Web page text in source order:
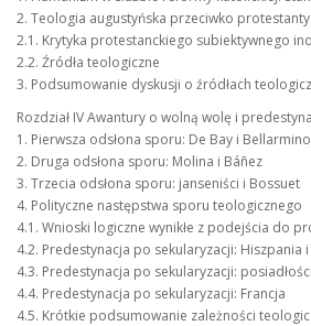
2. Teologia augustyńska przeciwko
2.1. Krytyka protestanckiego subiektywnego
2.2. Źródła teologiczne
3. Podsumowanie dyskusji o źródłach
Rozdział IV Awantury o wolną wolę i
1. Pierwsza odsłona sporu: De Bay i Bellarmino
2. Druga odsłona sporu: Molina i Báñez
3. Trzecia odsłona sporu: janseniści i Bossuet
4. Polityczne następstwa sporu teologicznego
4.1. Wnioski logiczne wynikłe z podejścia do
4.2. Predestynacja po sekularyzacji: Hiszpania
4.3. Predestynacja po sekularyzacji:
4.4. Predestynacja po sekularyzacji: Francja
4.5. Krótkie podsumowanie zależności